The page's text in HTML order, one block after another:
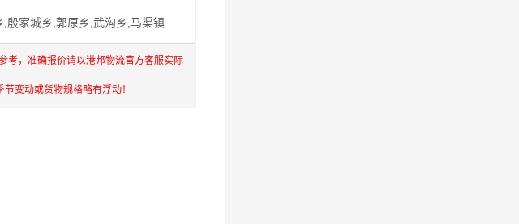
殷家城乡,郭原乡,武沟乡,马渠镇
考，准确报价请以港邦物流官方客服实际
变动或货物规格略有浮动！